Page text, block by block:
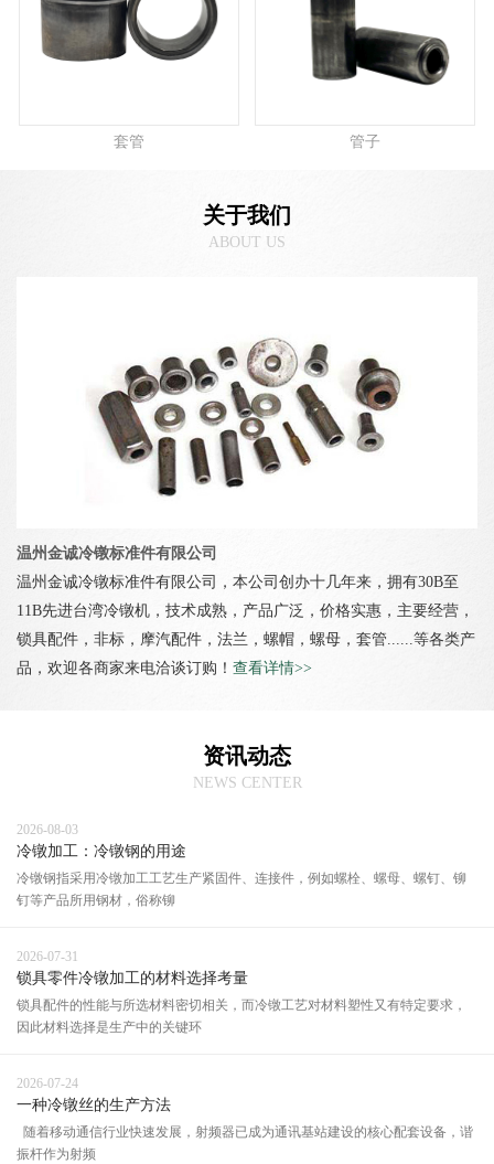
套管 管子
关于我们
ABOUT US
温州金诚冷镦标准件有限公司
温州金诚冷镦标准件有限公司，本公司创办十几年来，拥有30B至
11B先进台湾冷镦机，技术成熟，产品广泛，价格实惠，主要经营，
锁具配件，非标，摩汽配件，法兰，螺帽，螺母，套管......等各类产
品，欢迎各商家来电洽谈订购！ 查看详情>>
资讯动态
NEWS CENTER
2026-08-03
冷镦加工：冷镦钢的用途
冷镦钢指采用冷镦加工工艺生产紧固件、连接件，例如螺栓、螺母、螺钉、铆
钉等产品所用钢材，俗称铆
2026-07-31
锁具零件冷镦加工的材料选择考量
锁具配件的性能与所选材料密切相关，而冷镦工艺对材料塑性又有特定要求，
因此材料选择是生产中的关键环
2026-07-24
一种冷镦丝的生产方法
随着移动通信行业快速发展，射频器已成为通讯基站建设的核心配套设备，谐
振杆作为射频